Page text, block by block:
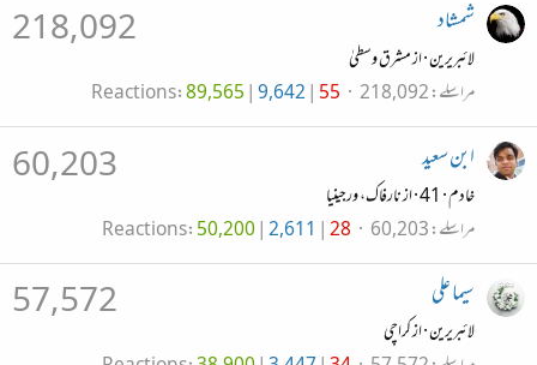
218,092 شمشاد
لائبریرین·ازمشرق وسطیٰ
مراسلے 218,092
Reactions 89,565 9,642 55
60,203 ابن سعید
خادم·
·ازنارفاک، ورجینیا
مراسلے 60,203
Reactions 50,200 2,611 28
57,572 سیما علی
لائبریرین·ازکراچی